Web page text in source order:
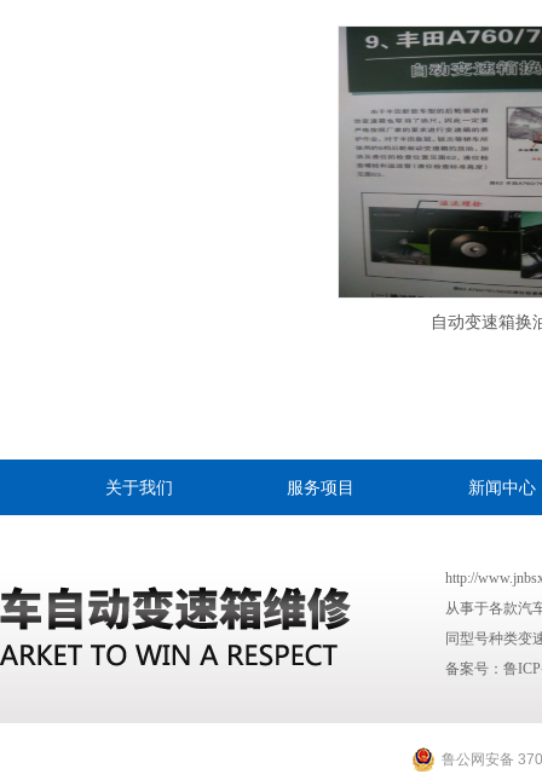
自动变速箱换
关于我们 服务项目 新闻中心
http://
从事于各款汽
同型号种类变
备案号： 鲁
鲁公网安备